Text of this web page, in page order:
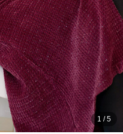
1 /5